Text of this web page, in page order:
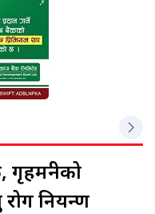
नियन्त्रण